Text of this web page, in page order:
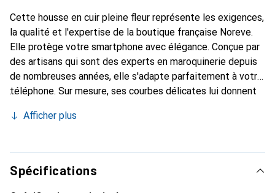
Cette housse en cuir pleine fleur représente les exigences,
la qualité et l'expertise de la boutique française Noreve.
Elle protège votre smartphone avec élégance. Conçue par
des artisans qui sont des experts en maroquinerie depuis
de nombreuses années, elle s'adapte parfaitement à votre
téléphone. Sur mesure, ses courbes délicates lui donnent
et indispensable de votre smartphone. Reconnaître
marque Noreve est un choix sûr pour une clientèle
exigeante.
Afficher plus
Spécifications